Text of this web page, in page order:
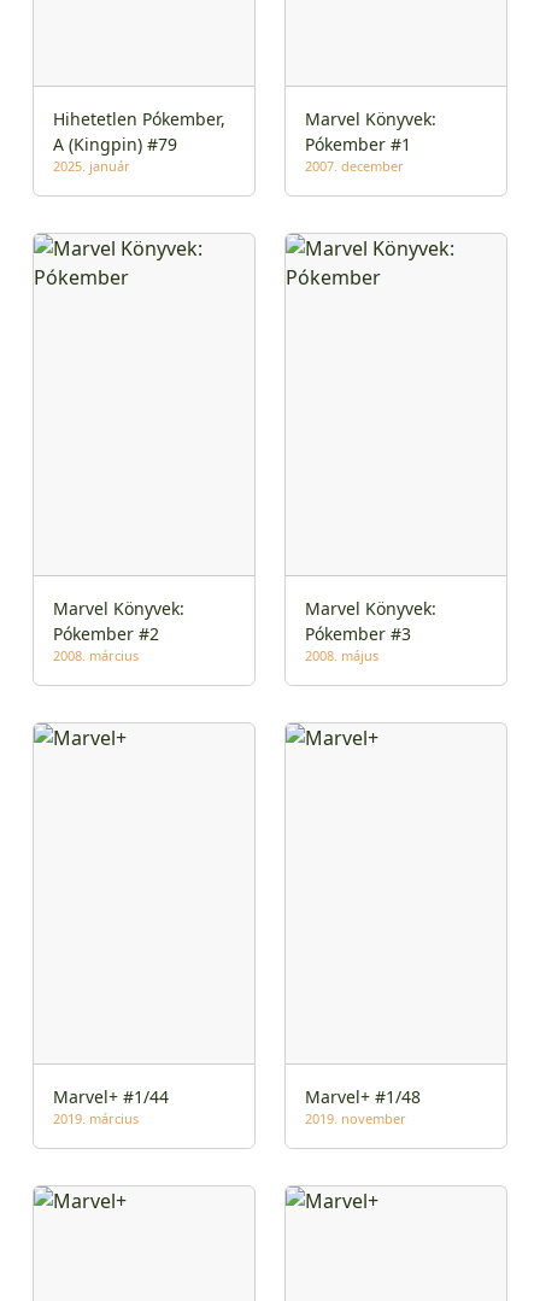
Hihetetlen Pókember,
A (Kingpin) #79
2025. január
Marvel Könyvek:
Pókember #1
2007. december
Marvel Könyvek:
Pókember #2
2008. március
Marvel Könyvek:
Pókember #3
2008. május
Marvel+ #1/44
2019. március
Marvel+ #1/48
2019. november